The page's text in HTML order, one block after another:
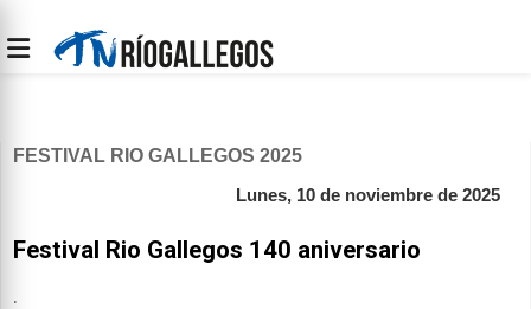
FESTIVAL RIO GALLEGOS 2025
Lunes, 10 de noviembre de 2025
Festival Rio Gallegos 140 aniversario
.